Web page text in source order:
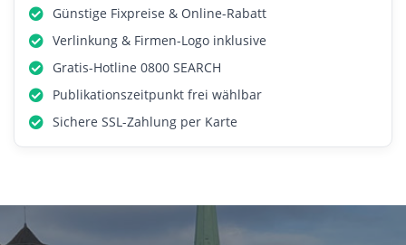
Günstige Fixpreise & Online-Rabatt
Verlinkung & Firmen-Logo inklusive
Gratis-Hotline 0800 SEARCH
Publikationszeitpunkt frei wählbar
Sichere SSL-Zahlung per Karte